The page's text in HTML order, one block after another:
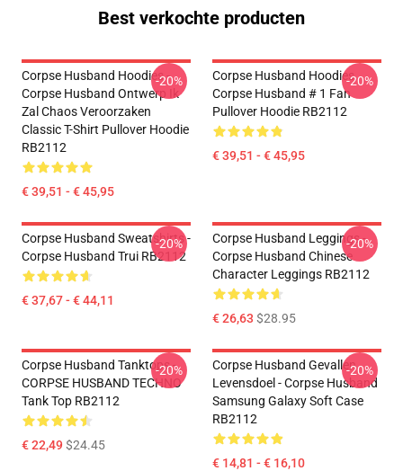
Best verkochte producten
Corpse Husband Hoodies -
Corpse Husband Ontwerp Ik
Zal Chaos Veroorzaken
Classic T-Shirt Pullover Hoodie
RB2112
€ 39,51 - € 45,95
-20%
Corpse Husband Hoodies.
Corpse Husband # 1 Fan
Pullover Hoodie RB2112
€ 39,51 - € 45,95
-20%
Corpse Husband Sweatshirts -
Corpse Husband Trui RB2112
€ 37,67 - € 44,11
-20%
Corpse Husband Leggings -
Corpse Husband Chinese
Character Leggings RB2112
€ 26,63 $28.95
-20%
Corpse Husband Tanktops -
CORPSE HUSBAND TECHNO
Tank Top RB2112
€ 22,49$24.45
-20%
Corpse Husband Gevallen
Levensdoel - Corpse Husband
Samsung Galaxy Soft Case
RB2112
€ 14,81 - € 16,10
-20%